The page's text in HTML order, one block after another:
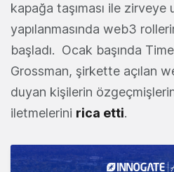
kapağa taşıması ile zirveye
yapılanmasında web3
başladı. Ocak başında
Grossman, şirkette açılan
duyan kişilerin
iletmelerini rica etti.